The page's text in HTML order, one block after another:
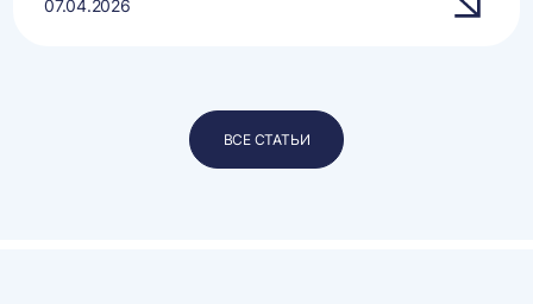
07.04.2026
ВСЕ СТАТЬИ